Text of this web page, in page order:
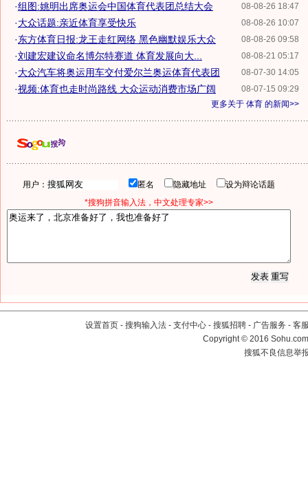
08-08-26 18:47
·组图:姚明出席奥运会中国体育代表团总结大会
08-08-26 10:07
·大众话题:亲近体育享受快乐
08-08-26 09:58
·东方体育日报:龙王走红网络 黑色幽默娱乐大众
08-08-21 05:17
·刘建宏建议命名博尔特赛道 体育发展向大...
08-07-30 14:05
·大众汽车将奥运用车交付爱尔兰奥运体育代表团
08-07-15 09:29
·视频:体育也走时尚路线 大众运动消费市场广阔
更多关于 体育 的新闻>>
用户： 匿名 隐藏地址
设为辩论话题
*搜狗拼音输入法，中文处理专家>>
设置首页 - 搜狗输入法 - 支付中心 - 搜狐招聘 - 广告服务 - 客
Copyright©2016
搜狐不良信息举